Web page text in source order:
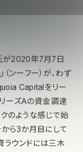
が2020年7月7日
」（ンーフー）が、わず
Capitalをリー
ーズAの資金調達
クのような感じで始
から3か月目にして
ラウンドには三木